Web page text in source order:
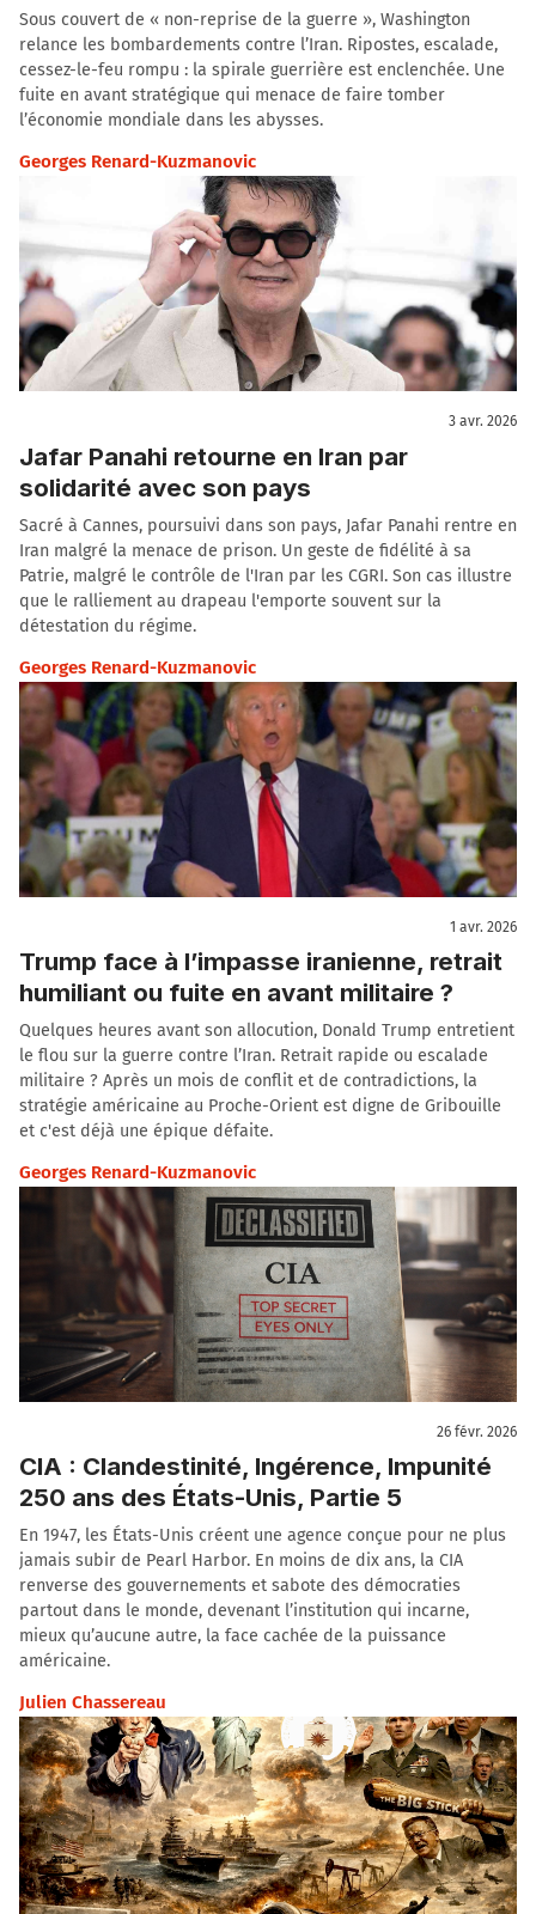
Sous couvert de « non-reprise de la guerre », Washington
relance les bombardements contre l’Iran. Ripostes, escalade,
cessez-le-feu rompu : la spirale guerrière est enclenchée. Une
fuite en avant stratégique qui menace de faire tomber
l’économie mondiale dans les abysses.
Georges Renard-Kuzmanovic
3 avr. 2026
Jafar Panahi retourne en Iran par
solidarité avec son pays
Sacré à Cannes, poursuivi dans son pays, Jafar Panahi rentre en
Iran malgré la menace de prison. Un geste de fidélité à sa
Patrie, malgré le contrôle de l'Iran par les CGRI. Son cas illustre
que le ralliement au drapeau l'emporte souvent sur la
détestation du régime.
Georges Renard-Kuzmanovic
1 avr. 2026
Trump face à l’impasse iranienne, retrait
humiliant ou fuite en avant militaire ?
Quelques heures avant son allocution, Donald Trump entretient
le flou sur la guerre contre l’Iran. Retrait rapide ou escalade
militaire ? Après un mois de conflit et de contradictions, la
stratégie américaine au Proche-Orient est digne de Gribouille
et c'est déjà une épique défaite.
Georges Renard-Kuzmanovic
26 févr. 2026
CIA : Clandestinité, Ingérence, Impunité
250 ans des États-Unis, Partie 5
En 1947, les États-Unis créent une agence conçue pour ne plus
jamais subir de Pearl Harbor. En moins de dix ans, la CIA
renverse des gouvernements et sabote des démocraties
partout dans le monde, devenant l’institution qui incarne,
mieux qu’aucune autre, la face cachée de la puissance
américaine.
Julien Chassereau